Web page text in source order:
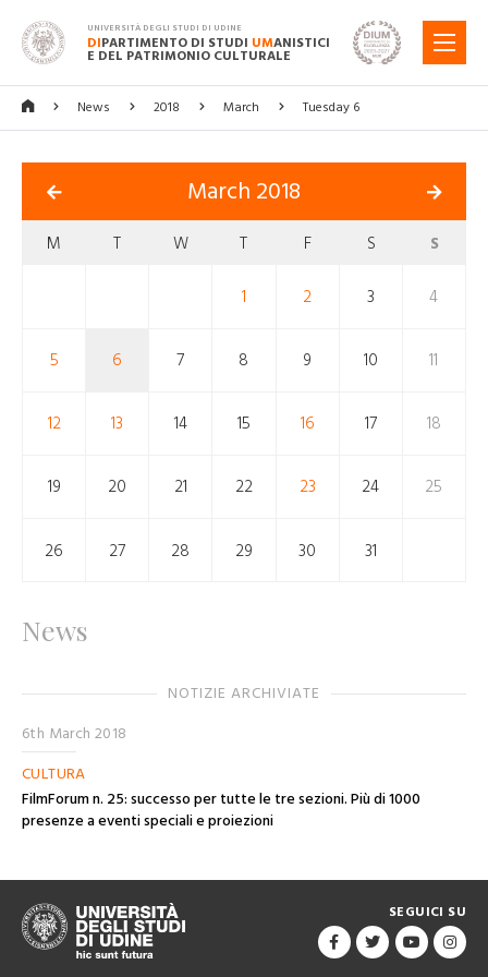
UNIVERSITÀ DEGLI STUDI DI UDINE
DIPARTIMENTO DI STUDI UMANISTICI
E DEL PATRIMONIO CULTURALE
MENU
News 2018 March Tuesday 6
March 2018
M T W T F S S
1 2 3 4
5 6 7 8 9 10 11
12 13 14 15 16 17 18
19 20 21 22 23 24 25
26 27 28 29 30 31
News
NOTIZIE ARCHIVIATE
6th March 2018
CULTURA
FilmForum n. 25: successo per tutte le tre sezioni. Più di 1000
presenze a eventi speciali e proiezioni
SEGUICI SU